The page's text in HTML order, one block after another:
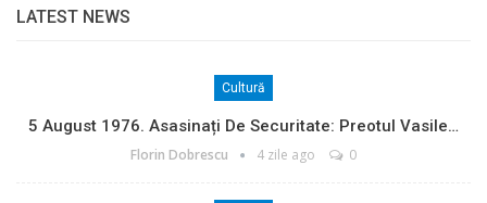
LATEST NEWS
Cultură
5 August 1976. Asasinați De Securitate: Preotul Vasile…
Florin Dobrescu 4 zile ago 0